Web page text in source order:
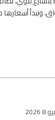
80,000 حتى 110,000